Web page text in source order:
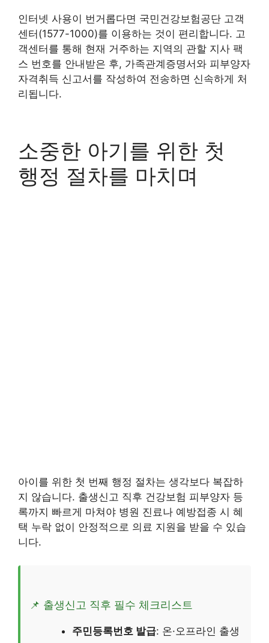
인터넷 사용이 번거롭다면 국민건강보험공단 고객
센터(1577-1000)를 이용하는 것이 편리합니다. 고
객센터를 통해 현재 거주하는 지역의 관할 지사 팩
스 번호를 안내받은 후, 가족관계증명서와 피부양자
자격취득 신고서를 작성하여 전송하면 신속하게 처
리됩니다.
소중한 아기를 위한 첫
행정 절차를 마치며
아이를 위한 첫 번째 행정 절차는 생각보다 복잡하
지 않습니다. 출생신고 직후 건강보험 피부양자 등
록까지 빠르게 마쳐야 병원 진료나 예방접종 시 혜
택 누락 없이 안정적으로 의료 지원을 받을 수 있습
니다.
📌 출생신고 직후 필수 체크리스트
주민등록번호 발급: 온·오프라인 출생